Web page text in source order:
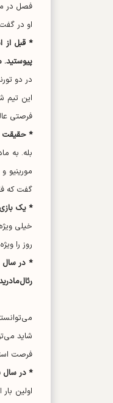
فصل در میان ۴ تیم برتر قرار ندارند، اما عملکرد این هافبک به گونه‌ای بوده
او در
پیوستید.
این تیم
فرصتی
* حقیقت
بله. به
مورینیو
گفت که
* یک
خیلی
روز را
شاید
فرصت
* در سال ۲۰۱۵ اولین بازی ملی‌تان را انجام دادید. پوشیدن پیراهن زرد تیم ملی برای اولین بار چه حسی داشت؟